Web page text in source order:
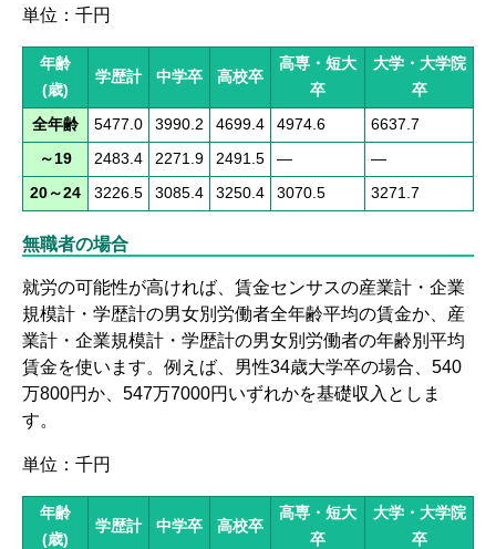
単位：千円
年齢
(歳)
学歴計 中学卒 高校卒
高専・短大
卒
大学・大学院
卒
全年齢 5477.0 3990.2 4699.4 4974.6 6637.7
～19 2483.4 2271.9 2491.5 ― ―
20～24 3226.5 3085.4 3250.4 3070.5 3271.7
無職者の場合
就労の可能性が高ければ、賃金センサスの産業計・企業
規模計・学歴計の男女別労働者全年齢平均の賃金か、産
業計・企業規模計・学歴計の男女別労働者の年齢別平均
賃金を使います。例えば、男性34歳大学卒の場合、540
万800円か、547万7000円いずれかを基礎収入としま
す。
単位：千円
年齢
(歳)
学歴計 中学卒 高校卒
高専・短大
卒
大学・大学院
卒